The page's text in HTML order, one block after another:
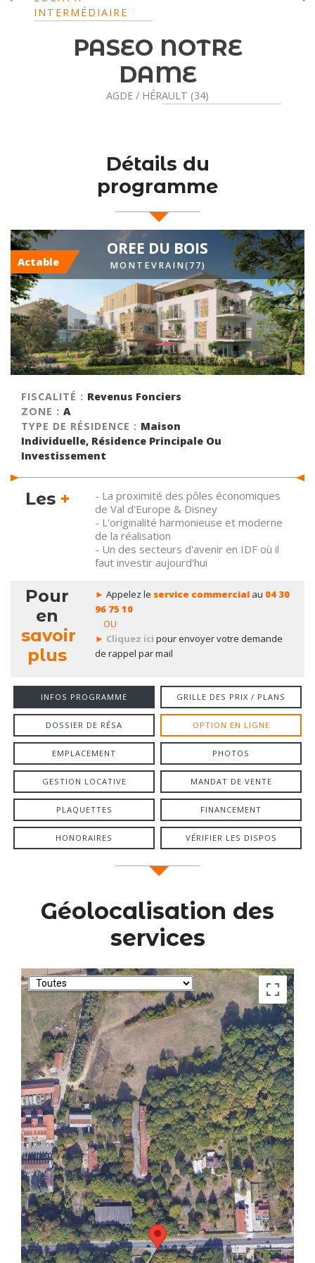
Détails du
programme
Actable
OREE DU BOIS
MONTEVRAIN(77)
FISCALITÉ : Revenus Fonciers
ZONE : A
TYPE DE RÉSIDENCE : Maison
Individuelle, Résidence Principale Ou
Investissement
Les +
- La proximité des pôles économiques
de Val d'Europe & Disney
- L'originalité harmonieuse et moderne
de la réalisation
- Un des secteurs d'avenir en IDF où il
faut investir aujourd'hui
Pour
en
savoir
plus
► Appelez le service commercial au 04 30
96 75 10
OU
► Cliquez ici pour envoyer votre demande
de rappel par mail
INFOS PROGRAMME GRILLE DES PRIX / PLANS
DOSSIER DE RÉSA OPTION EN LIGNE
EMPLACEMENT PHOTOS
GESTION LOCATIVE MANDAT DE VENTE
PLAQUETTES FINANCEMENT
HONORAIRES VÉRIFIER LES DISPOS
Géolocalisation des
services